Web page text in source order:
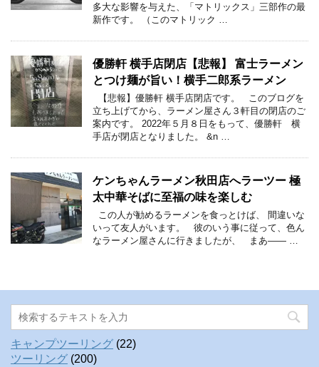
多大な影響を与えた、「マトリックス」三部作の最
新作です。 （このマトリック …
優勝軒 横手店閉店【悲報】 富士ラーメン
とつけ麺が旨い！横手二郎系ラーメン
【悲報】優勝軒 横手店閉店です。 このブログを
立ち上げてから、ラーメン屋さん３軒目の閉店のご
案内です。 2022年５月８日をもって、優勝軒 横
手店が閉店となりました。 &n …
ケンちゃんラーメン秋田店へラーツー 極
太中華そばに至福の味を楽しむ
この人が勧めるラーメンを食っとけば、 間違いな
いって友人がいます。 彼のいう事に従って、色ん
なラーメン屋さんに行きましたが、 まあ—— …
キャンプツーリング (22)
ツーリング (200)